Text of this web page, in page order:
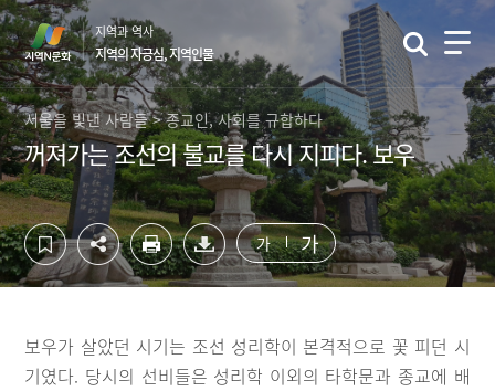
컨
텐
츠
영
역
바
로
가
기
하
단
영
역
바
로
가
기
지역과 역사
지역의 자긍심, 지역인물
서울을 빛낸 사람들 > 종교인, 사회를 규합하다
꺼져가는 조선의 불교를 다시 지피다. 보우
가 가
보우가 살았던 시기는 조선 성리학이 본격적으로 꽃 피던 시
기였다. 당시의 선비들은 성리학 이외의 타학문과 종교에 배